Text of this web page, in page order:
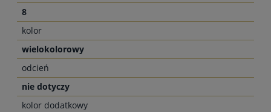
8
kolor
wielokolorowy
odcień
nie dotyczy
kolor dodatkowy